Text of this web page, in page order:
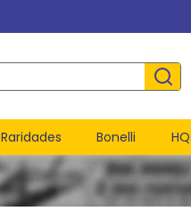
Raridades Bonelli